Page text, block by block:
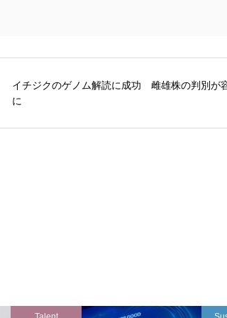
イチジクのゲノム解読に成功 雌雄株の判別が
に